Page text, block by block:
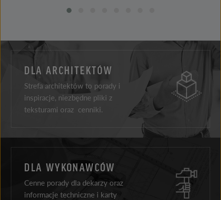
DLA ARCHITEKTÓW
Strefa architektów to porady i
inspiracje, niezbędne pliki z
teksturami oraz cenniki.
DLA WYKONAWCÓW
Cenne porady dla dekarzy oraz
informacje techniczne i karty